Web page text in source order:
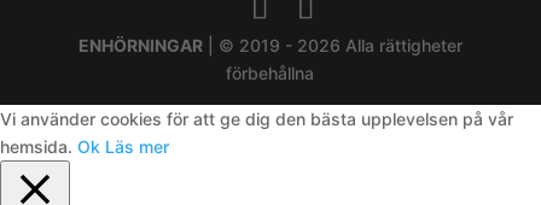
ENHÖRNINGAR| © 2019 - 2026 Alla rättigheter
förbehållna
Vi använder cookies för att ge dig den bästa upplevelsen på vår
hemsida. Ok Läs mer